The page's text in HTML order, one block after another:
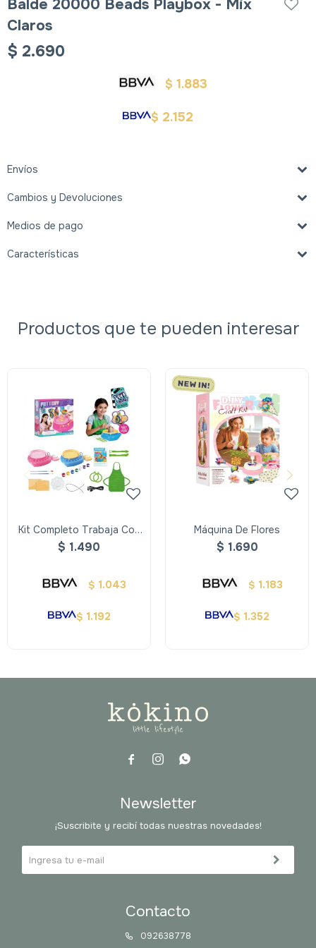
Balde 20000 Beads Playbox - Mix
Claros
$ 2.690
$ 1.883
$ 2.152
Envíos
Cambios y Devoluciones
Medios de pago
Características
Productos que te pueden interesar
Kit Completo Trabaja Con
Ceramica
$ 1.490
$ 1.043
$ 1.192
Máquina De Flores
$ 1.690
$ 1.183
$ 1.352
  
Contacto
092638778
Newsletter
¡Suscribite y recibí todas nuestras novedades!